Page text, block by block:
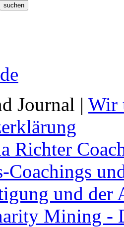
Journal | Wir
Richter
Coachings
und
Mining -